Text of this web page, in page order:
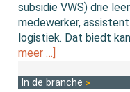
subsidie VWS) drie
medewerker,
logistiek. Dat biedt
meer …]
In de branche